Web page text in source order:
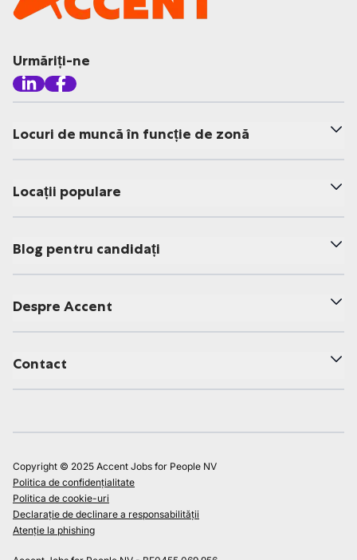
Urmăriți-ne
Locuri de muncă în funcție de zonă
Locații populare
Blog pentru candidați
Despre Accent
Contact
Copyright © 2025 Accent Jobs for People NV
Politica de confidențialitate
Politica de cookie-uri
Declarație de declinare a responsabilității
Atenție la phishing